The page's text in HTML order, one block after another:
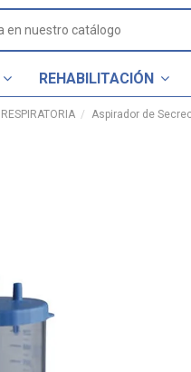
REHABILITACIÓN
Aspirador de